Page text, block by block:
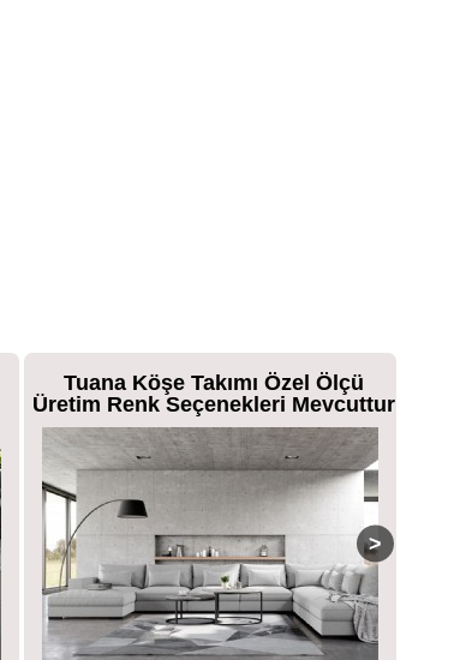
Tuana Köşe Takımı Özel Ölçü
Üretim Renk Seçenekleri Mevcuttur